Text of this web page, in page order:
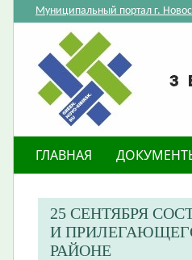
Муниципальный портал г.
ГЛАВНАЯ
25 СЕНТЯБРЯ
И
РАЙОНЕ